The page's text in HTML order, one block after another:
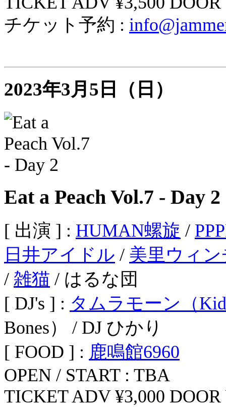
チケット予約 :
2023年3月5日（日）
Eat a Peach Vol.7 - Day 2
[ 出演 ] : HUMAN螺旋 /
日井アイドル / 美里ウィ
/ 雑猫 / はるな団
[ DJ's ] : タムラモーン（
Bones） / DJ ひかり
[ FOOD ] : 鹿鳴館6960
OPEN / START : TBA
TICKET ADV ¥3,000 DOOR